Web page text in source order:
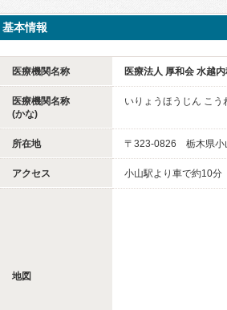
基本情報
医療機関名称 医療法人 厚和会 水越
医療機関名称
(かな)
いりょうほうじん こう
所在地 〒323-0826 栃木県
アクセス 小山駅より車で約10分
地図